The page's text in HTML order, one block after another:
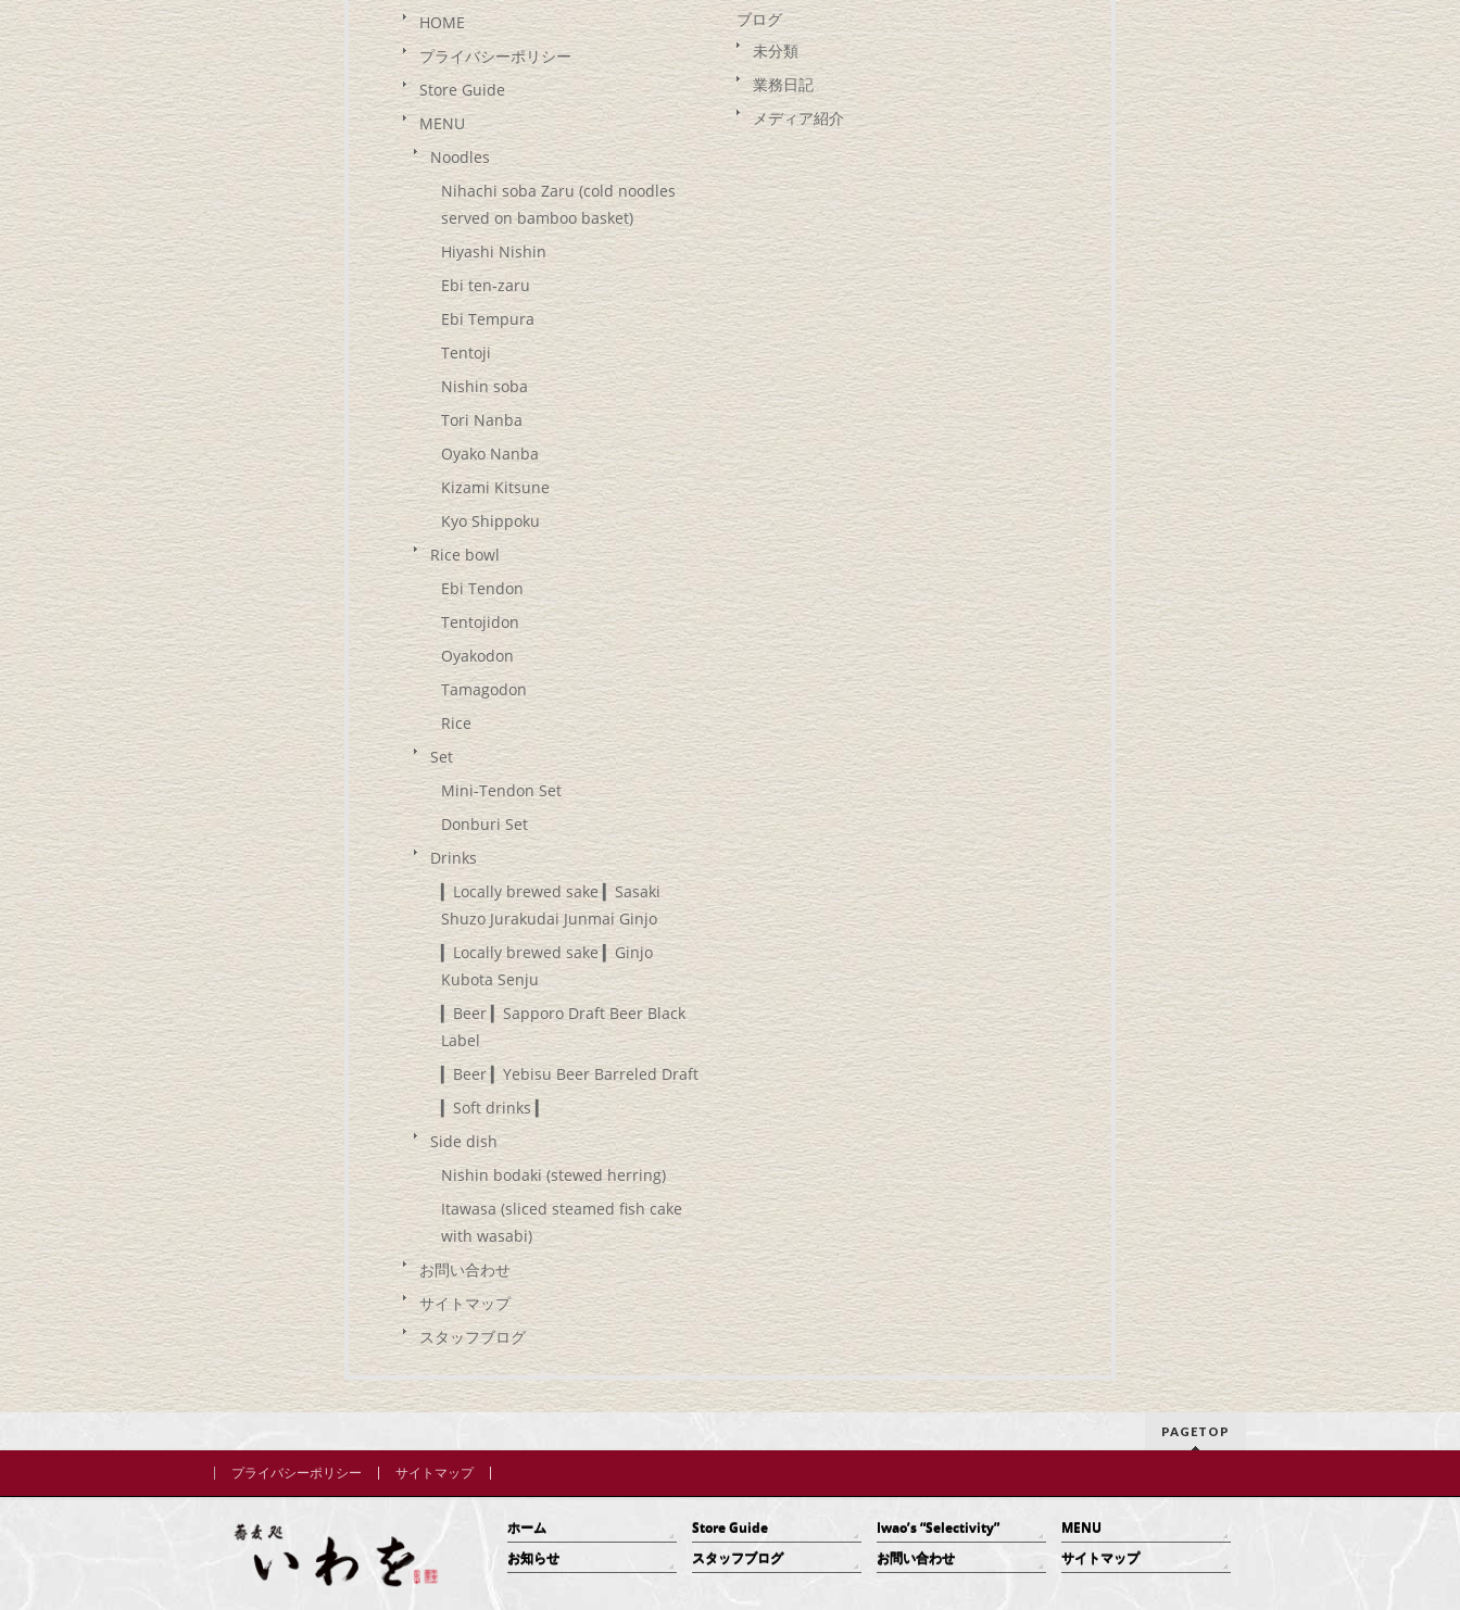
HOME
プライバシーポリシー
Store Guide
MENU
Noodles
Nihachi soba Zaru (cold noodles
served on bamboo basket)
Hiyashi Nishin
Ebi ten-zaru
Ebi Tempura
Tentoji
Nishin soba
Tori Nanba
Oyako Nanba
Kizami Kitsune
Kyo Shippoku
Rice bowl
Ebi Tendon
Tentojidon
Oyakodon
Tamagodon
Rice
Set
Mini-Tendon Set
Donburi Set
Drinks
▎Locally brewed sake ▎Sasaki
Shuzo Jurakudai Junmai Ginjo
▎Locally brewed sake ▎Ginjo
Kubota Senju
▎Beer ▎Sapporo Draft Beer Black
Label
▎Beer ▎Yebisu Beer Barreled Draft
▎Soft drinks ▎
Side dish
Nishin bodaki (stewed herring)
Itawasa (sliced steamed fish cake
with wasabi)
お問い合わせ
サイトマップ
スタッフブログ
ブログ
未分類
業務日記
メディア紹介
PAGETOP
プライバシーポリシー サイトマップ
ホーム Store Guide Iwao’s “Selectivity”
MENU
お知らせ
スタッフブログ お問い合わせ サイトマップ